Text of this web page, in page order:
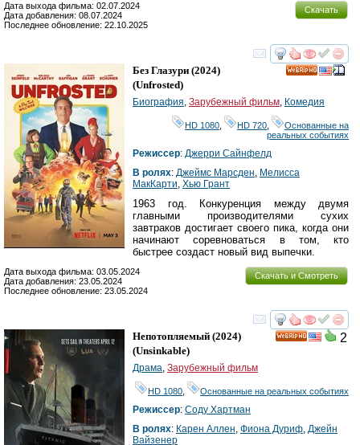
Скачать
Дата выхода фильма: 02.07.2024
Дата добавления: 08.07.2024
Последнее обновление: 22.10.2025
смотреть
Без Глазури (2024)
(Unfrosted)
Биография, Зарубежный фильм, Комедия
HD 1080 HD 720
Основанные на
реальных событиях
Режиссер: Джерри Сайнфелд
В ролях: Джеймс Марсден, Мелисса
МакКарти, Хью Грант
1963 год. Конкуренция между двумя
главными производителями сухих
завтраков достигает своего пика, когда они
начинают соревноваться в том, кто
быстрее создаст новый вид выпечки.
Скачать и Смотреть
Дата выхода фильма: 03.05.2024
Дата добавления: 23.05.2024
Последнее обновление: 23.05.2024
смотреть
2
Непотопляемый (2024)
(Unsinkable)
Драма, Зарубежный фильм
HD 1080 Основанные на реальных событиях
Режиссер: Cодy Хартман
В ролях: Карен Аллен, Фиона Дуриф, Джейн
Вайзенер